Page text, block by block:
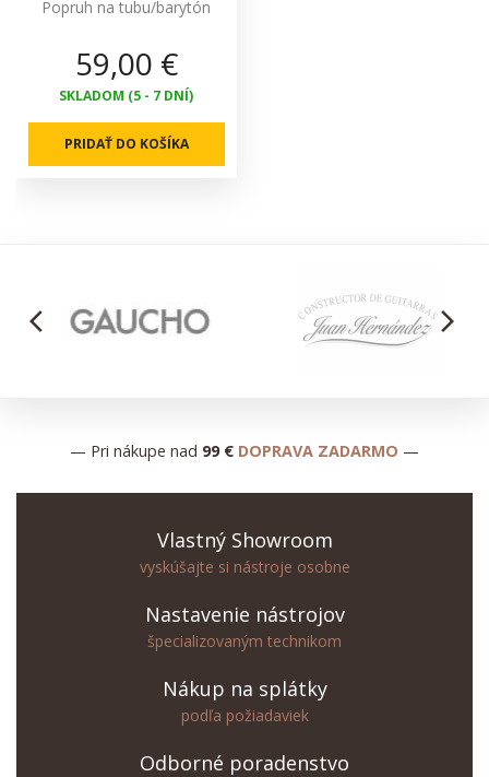
Popruh na tubu/barytón
59,00 €
SKLADOM (5 - 7 DNÍ)
PRIDAŤ DO KOŠÍKA
arrow_back_ios arrow_forward_ios
— Pri nákupe nad 99 € DOPRAVA ZADARMO —
Vlastný Showroom
vyskúšajte si nástroje osobne
Nastavenie nástrojov
špecializovaným technikom
Nákup na splátky
podľa požiadaviek
Odborné poradenstvo